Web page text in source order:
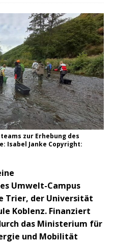
zur Erhebung des
Isabel Janke Copyright:
Umwelt-Campus
Trier, der Universität
Koblenz. Finanziert
das Ministerium für
und Mobilität